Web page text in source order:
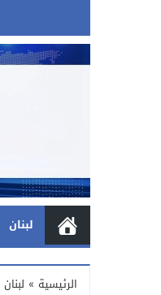
لبنان
الرئيسية » لبنان